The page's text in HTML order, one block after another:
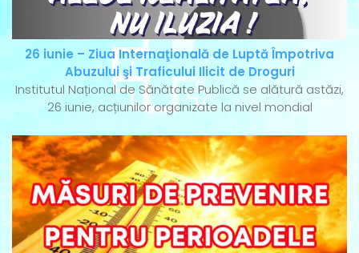
26 iunie – Ziua Internaţională de Luptă Împotriva
Abuzului şi Traficului Ilicit de Droguri
Institutul Național de Sănătate Publică se alătură astăzi,
26 iunie, acțiunilor organizate la nivel mondial